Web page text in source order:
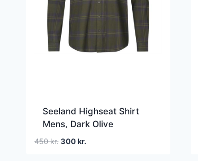
Seeland Highseat Shirt
Mens, Dark Olive
450kr. Den
300kr.Den